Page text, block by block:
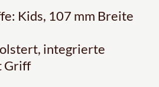
Kids, 107 mm Breite
integrierte
Griff